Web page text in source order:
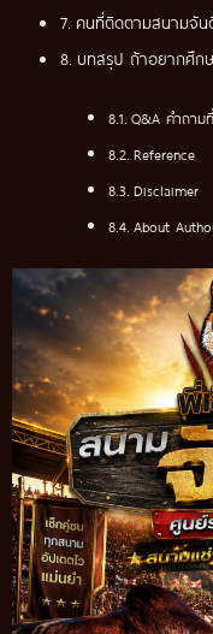
คนที่ติดตามสนามจัน
บทสรุป ถ้าอยากศึกษ
Q&A คำถาม
Reference
Disclaimer
About